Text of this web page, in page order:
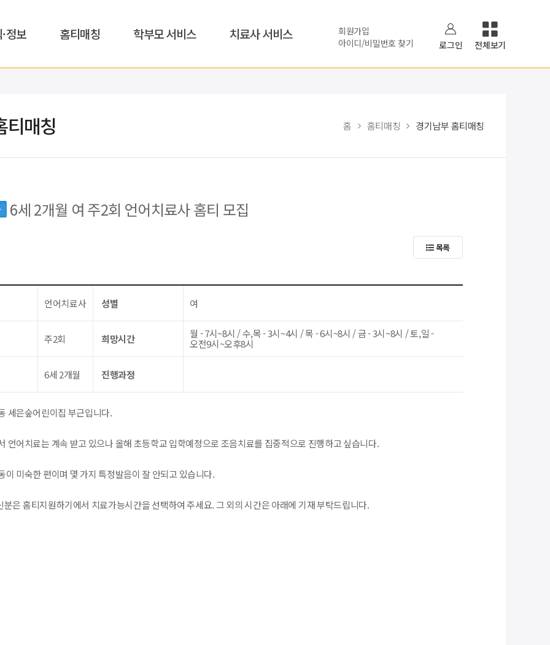
정보 홈티매칭 학부모 서비스 치료사 서비스
회원가입
아이디/비밀번호 찾기
로그인 전체보기
티매칭 홈 홈티매칭 경기남부 홈티매칭
6세 2개월 여 주2회 언어치료사 홈티 모집
목록
언어치료사 성별 여
주2회 희망시간
월 - 7시~8시 / 수,목 - 3시~4시 / 목 - 6시~8시 / 금 - 3시~8시 / 토,일 -
오전9시~오후8시
6세 2개월 진행과정
세은숲어린이집 부근입니다.
언어치료는 계속 받고 있으나 올해 초등학교 입학예정으로 조음치료를 집중적으로 진행하고 싶습니다.
이 미숙한 편이며 몇 가지 특정발음이 잘 안되고 있습니다.
분은 홈티지원하기에서 치료가능시간을 선택하여 주세요. 그 외의 시간은 아래에 기재 부탁드립니다.